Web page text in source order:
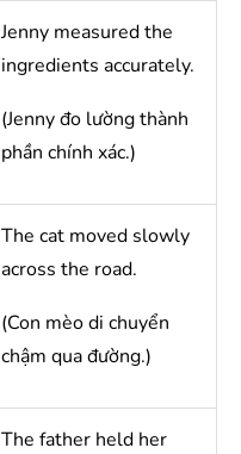
Jenny measured the
ingredients accurately.
(Jenny đo lường thành
phần chính xác.)
The cat moved slowly
across the road.
(Con mèo di chuyển
chậm qua đường.)
The father held her